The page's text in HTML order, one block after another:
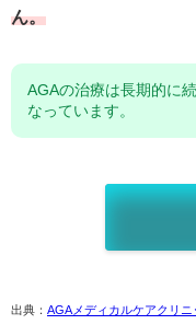
ん。
AGAの治療は長期的に
なっています。
出典： AGAメディカルケアクリニ